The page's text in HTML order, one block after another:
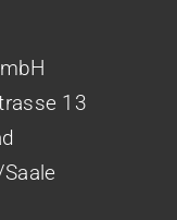
13